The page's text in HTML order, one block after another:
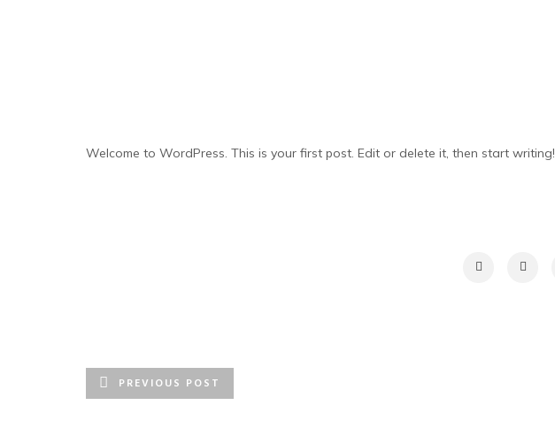
Welcome to WordPress. This is your first post. Edit or delete it, then start writing!
PREVIOUS POST